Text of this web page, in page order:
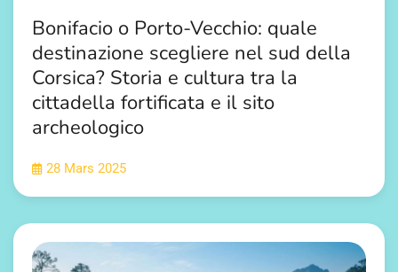
Bonifacio o Porto-Vecchio: quale
destinazione scegliere nel sud della
Corsica? Storia e cultura tra la
cittadella fortificata e il sito
archeologico
28 Mars 2025